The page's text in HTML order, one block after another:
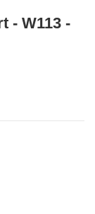
- W113 -